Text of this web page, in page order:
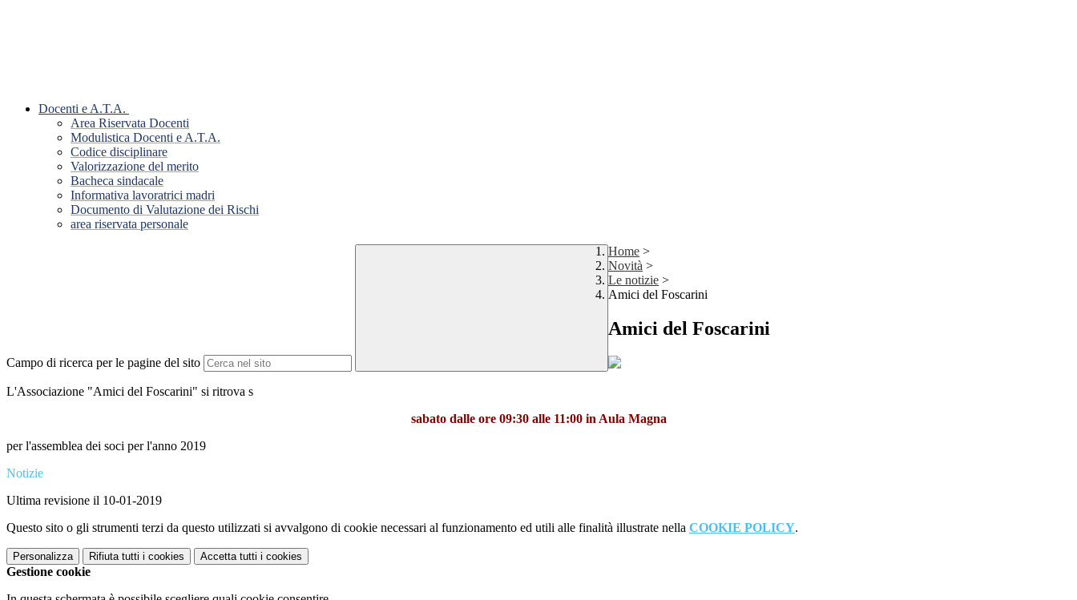
Docenti e A.T.A.
Area Riservata Docenti
Modulistica Docenti e A.T.A.
Codice disciplinare
Valorizzazione del merito
Bacheca sindacale
Informativa lavoratrici madri
Documento di Valutazione dei Rischi
area riservata personale
Campo di ricerca per le pagine del sito
Home >
Novità >
Le notizie >
Amici del Foscarini
Amici del Foscarini
L'Associazione "Amici del Foscarini" si ritrova s
sabato dalle ore 09:30 alle 11:00 in Aula Magna
per l'assemblea dei soci per l'anno 2019
Notizie
Ultima revisione il 10-01-2019
Questo sito o gli strumenti terzi da questo utilizzati si avvalgono di cookie necessari al funzionamento ed utili alle finalità illustrate nella COOKIE POLICY.
Personalizza Rifiuta tutti i cookies Accetta tutti i cookies
Gestione cookie